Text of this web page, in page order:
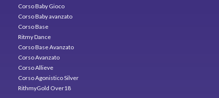
Corso Baby Gioco
Corso Baby avanzato
Corso Base
Ritmy Dance
Corso Base Avanzato
Corso Avanzato
Corso Allieve
Corso Agonistico Silver
RithmyGold Over18